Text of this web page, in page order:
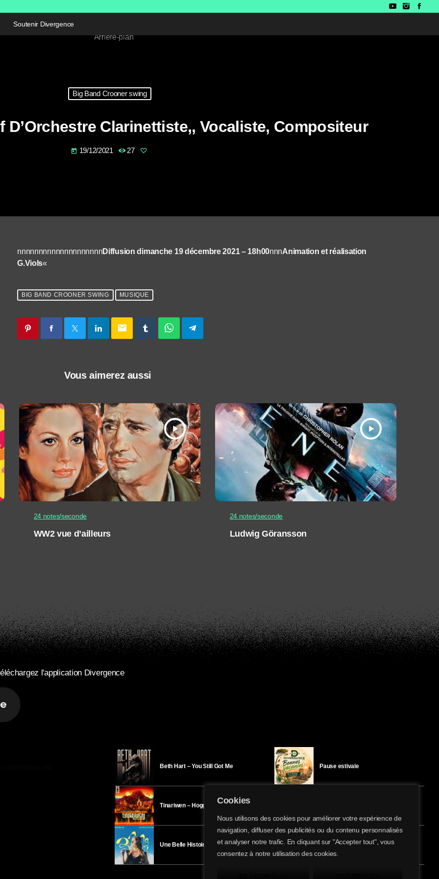
Cookies
Nous utilisons des cookies pour améliorer votre expérience de
navigation, diffuser des publicités ou du contenu personnalisés
et analyser notre trafic. En cliquant sur "Accepter tout", vous
consentez à notre utilisation des cookies.
Soutenir Divergence
Big Band Crooner swing
D’Orchestre Clarinettiste,, Vocaliste, Compositeur
today 19/12/2021 27
share
email
nnnnnnnnnnnnnnnnnnnnDiffusion dimanche 19 décembre 2021 – 18h00nnnAnimation et réalisation
G.Viols«
BIG BAND CROONER SWING MUSIQUE
email
Vous aimerez aussi
play_arrow
24 notes/seconde
WW2 vue d’ailleurs
play_arrow
24 notes/seconde
Ludwig Göransson
l'application Divergence
Beth Hart – You Still Got Me
Tinariwen – Hoggar
Une Belle Histoire – Héloïse Bay
Pause estivale
Ici l’Ombre – mardi 28 juillet